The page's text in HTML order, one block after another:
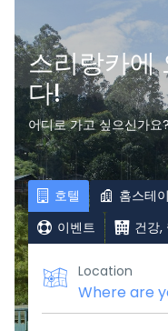
스리랑카에
다!
어디로 가고 싶으신가요
호텔 홈스테이
이벤트
건강,
Location